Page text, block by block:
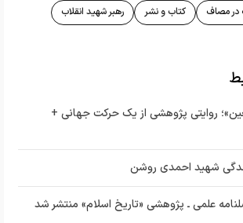
در مصاف کتاب و نشر
رهبر شهید انقلاب
روایتی پژوهشی از یک حرکت جهانی +
شهید احمدی روشن
علمی ـ پژوهشی «تاریخ اسلام» منتشر شد